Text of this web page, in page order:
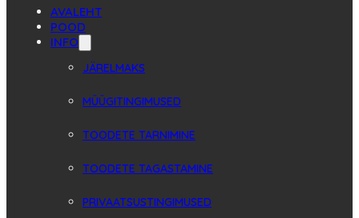
AVALEHT
POOD
INFO
JÄRELMAKS
MÜÜGITINGIMUSED
TOODETE TARNIMINE
TOODETE TAGASTAMINE
PRIVAATSUSTINGIMUSED